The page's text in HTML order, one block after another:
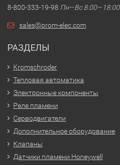
8-800-333-19-98 Пн—Вс 8:00—18:00
sales@prom-elec.com
РАЗДЕЛЫ
Kromschroder
Тепловая автоматика
Электронные компоненты
Реле пламени
Серводвигатели
Дополнительное оборудование
Клапаны
Датчики пламени Honeywell